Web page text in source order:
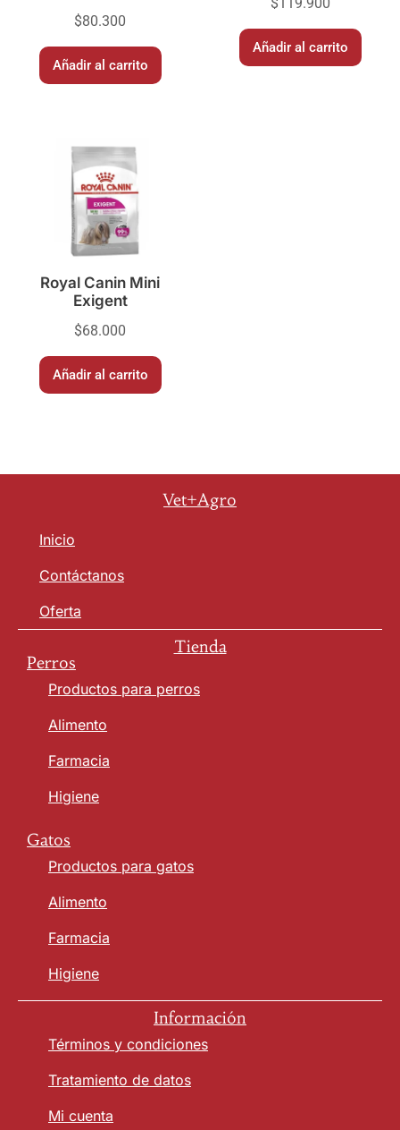
$80.300
Añadir al carrito
Añadir al carrito
Royal Canin Mini
Exigent
$68.000
Añadir al carrito
Vet+Agro
Inicio
Contáctanos
Oferta
Tienda
Perros
Productos para perros
Alimento
Farmacia
Higiene
Gatos
Productos para gatos
Alimento
Farmacia
Higiene
Información
Términos y condiciones
Tratamiento de datos
Mi cuenta